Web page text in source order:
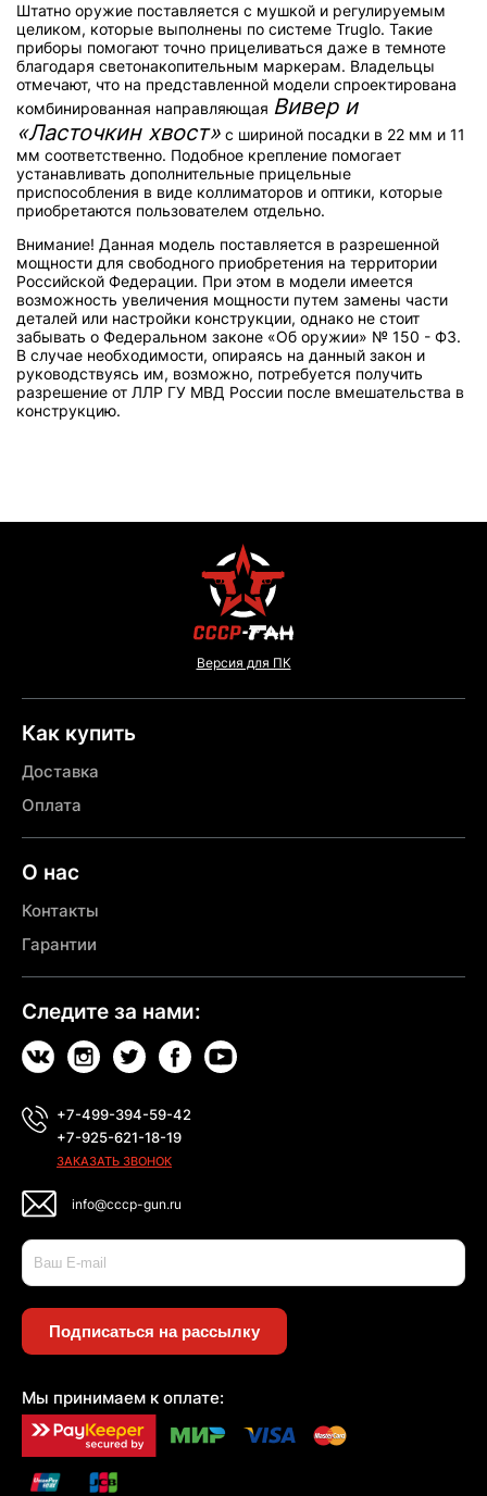
Штатно оружие поставляется с мушкой и регулируемым
целиком, которые выполнены по системе Truglo. Такие
приборы помогают точно прицеливаться даже в темноте
благодаря светонакопительным маркерам. Владельцы
отмечают, что на представленной модели спроектирована
комбинированная направляющая Вивер и
«Ласточкин хвост» с шириной посадки в 22 мм и 11
мм соответственно. Подобное крепление помогает
устанавливать дополнительные прицельные
приспособления в виде коллиматоров и оптики, которые
приобретаются пользователем отдельно.
Внимание! Данная модель поставляется в разрешенной
мощности для свободного приобретения на территории
Российской Федерации. При этом в модели имеется
возможность увеличения мощности путем замены части
деталей или настройки конструкции, однако не стоит
забывать о Федеральном законе «Об оружии» № 150 - ФЗ.
В случае необходимости, опираясь на данный закон и
руководствуясь им, возможно, потребуется получить
разрешение от ЛЛР ГУ МВД России после вмешательства в
конструкцию.
Версия для ПК
Как купить
Доставка
Оплата
О нас
Контакты
Гарантии
Следите за нами:
+7-499-394-59-42
+7-925-621-18-19
ЗАКАЗАТЬ ЗВОНОК
info@cccp-gun.ru
Подписаться на рассылку
Мы принимаем к оплате: